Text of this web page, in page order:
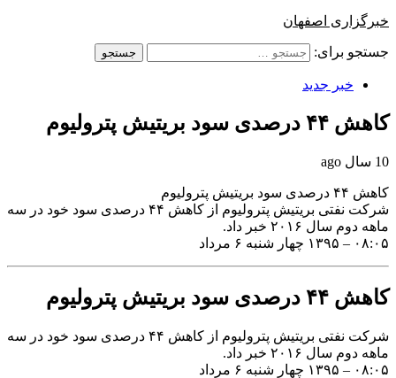
خبرگزاری اصفهان
جستجو برای:
خبر جدید
کاهش ۴۴ درصدی سود بریتیش پترولیوم
10 سال ago
کاهش ۴۴ درصدی سود بریتیش پترولیوم
شرکت نفتی بریتیش پترولیوم از کاهش ۴۴ درصدی سود خود در سه
ماهه دوم سال ۲۰۱۶ خبر داد.
۰۸:۰۵ – ۱۳۹۵ چهار شنبه ۶ مرداد
کاهش ۴۴ درصدی سود بریتیش پترولیوم
شرکت نفتی بریتیش پترولیوم از کاهش ۴۴ درصدی سود خود در سه
ماهه دوم سال ۲۰۱۶ خبر داد.
۰۸:۰۵ – ۱۳۹۵ چهار شنبه ۶ مرداد